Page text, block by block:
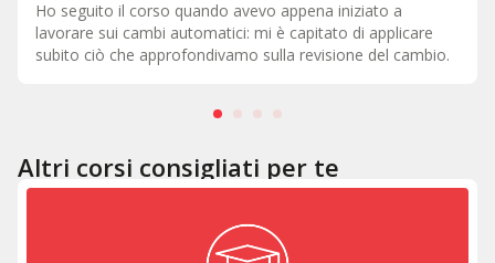
Come formazione è il massimo perché torni in officina con
le idee chiare su ciò che devi fare all'interno della vettura.
Altri corsi consigliati per te